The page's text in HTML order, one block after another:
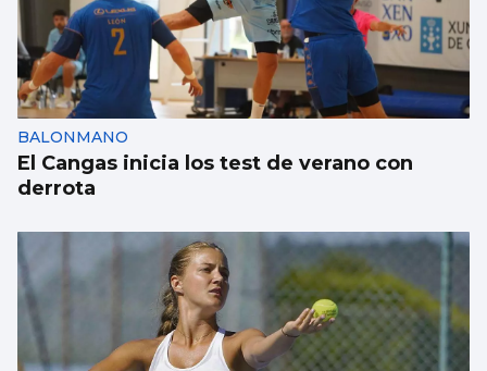
La UE lanza una campaña de ahorro
energético doméstico
BALONMANO
El Cangas inicia los test de verano con
derrota